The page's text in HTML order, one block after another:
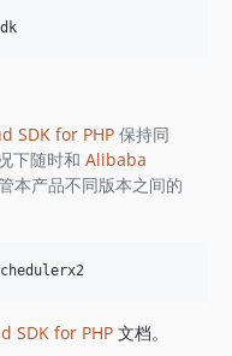
SDK for PHP保持同
下随时和 Alibaba
本产品不同版本之间的
SDK for PHP 文档。